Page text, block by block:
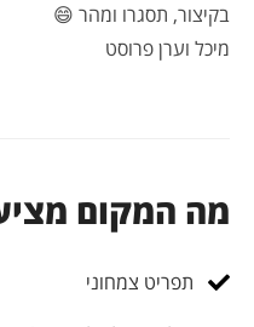
בקיצור, תסגרו ומהר 😄
מיכל וערן פרוסט
מה המקום
תפריט צמחוני